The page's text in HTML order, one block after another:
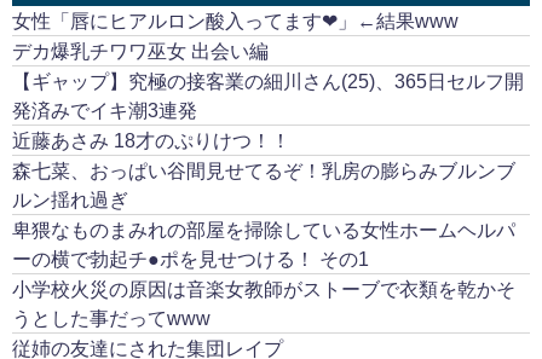
女性「唇にヒアルロン酸入ってます❤」←結果www
デカ爆乳チワワ巫女 出会い編
【ギャップ】究極の接客業の細川さん(25)、365日セルフ開
発済みでイキ潮3連発
近藤あさみ 18才のぷりけつ！！
森七菜、おっぱい谷間見せてるぞ！乳房の膨らみブルンブ
ルン揺れ過ぎ
卑猥なものまみれの部屋を掃除している女性ホームヘルパ
ーの横で勃起チ●ポを見せつける！ その1
小学校火災の原因は音楽女教師がストーブで衣類を乾かそ
うとした事だってwww
従姉の友達にされた集団レイプ